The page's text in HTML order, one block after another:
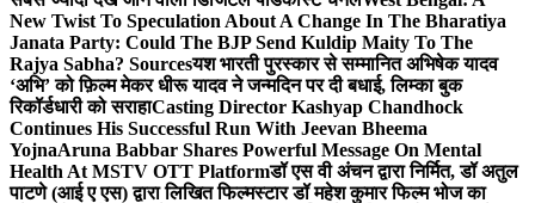
New Twist To Speculation About A Change In The Bharatiya
Janata Party: Could The BJP Send Kuldip Maity To The
Rajya Sabha? Sourcesयश भारती पुरस्कार से सम्मानित अभिषेक यादव
‘अभि’ को फ़िल्म मेकर धीरू यादव ने जन्मदिन पर दी बधाई, लिम्का बुक
रिकॉर्डधारी को सराहाCasting Director Kashyap Chandhock
Continues His Successful Run With Jeevan Bheema
YojnaAruna Babbar Shares Powerful Message On Mental
Health At MSTV OTT Platformडॉ एस वी अंचन द्वारा निर्मित, डॉ अतुल
पाटणे (आई ए एस) द्वारा लिखित फिल्मस्टार डॉ महेश कुमार फिल्म भोज का